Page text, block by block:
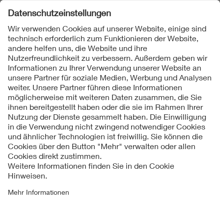
Folgen Sie uns
Kontakte
Service
Impressum
Datenschutzinformationen
Cookie Hinweise